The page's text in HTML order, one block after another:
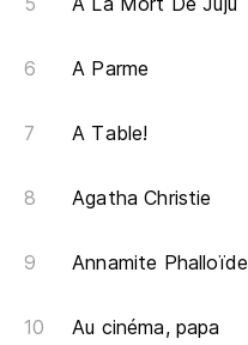
A Parme
A Table!
Agatha Christie
Annamite Phalloïde
Au cinéma, papa